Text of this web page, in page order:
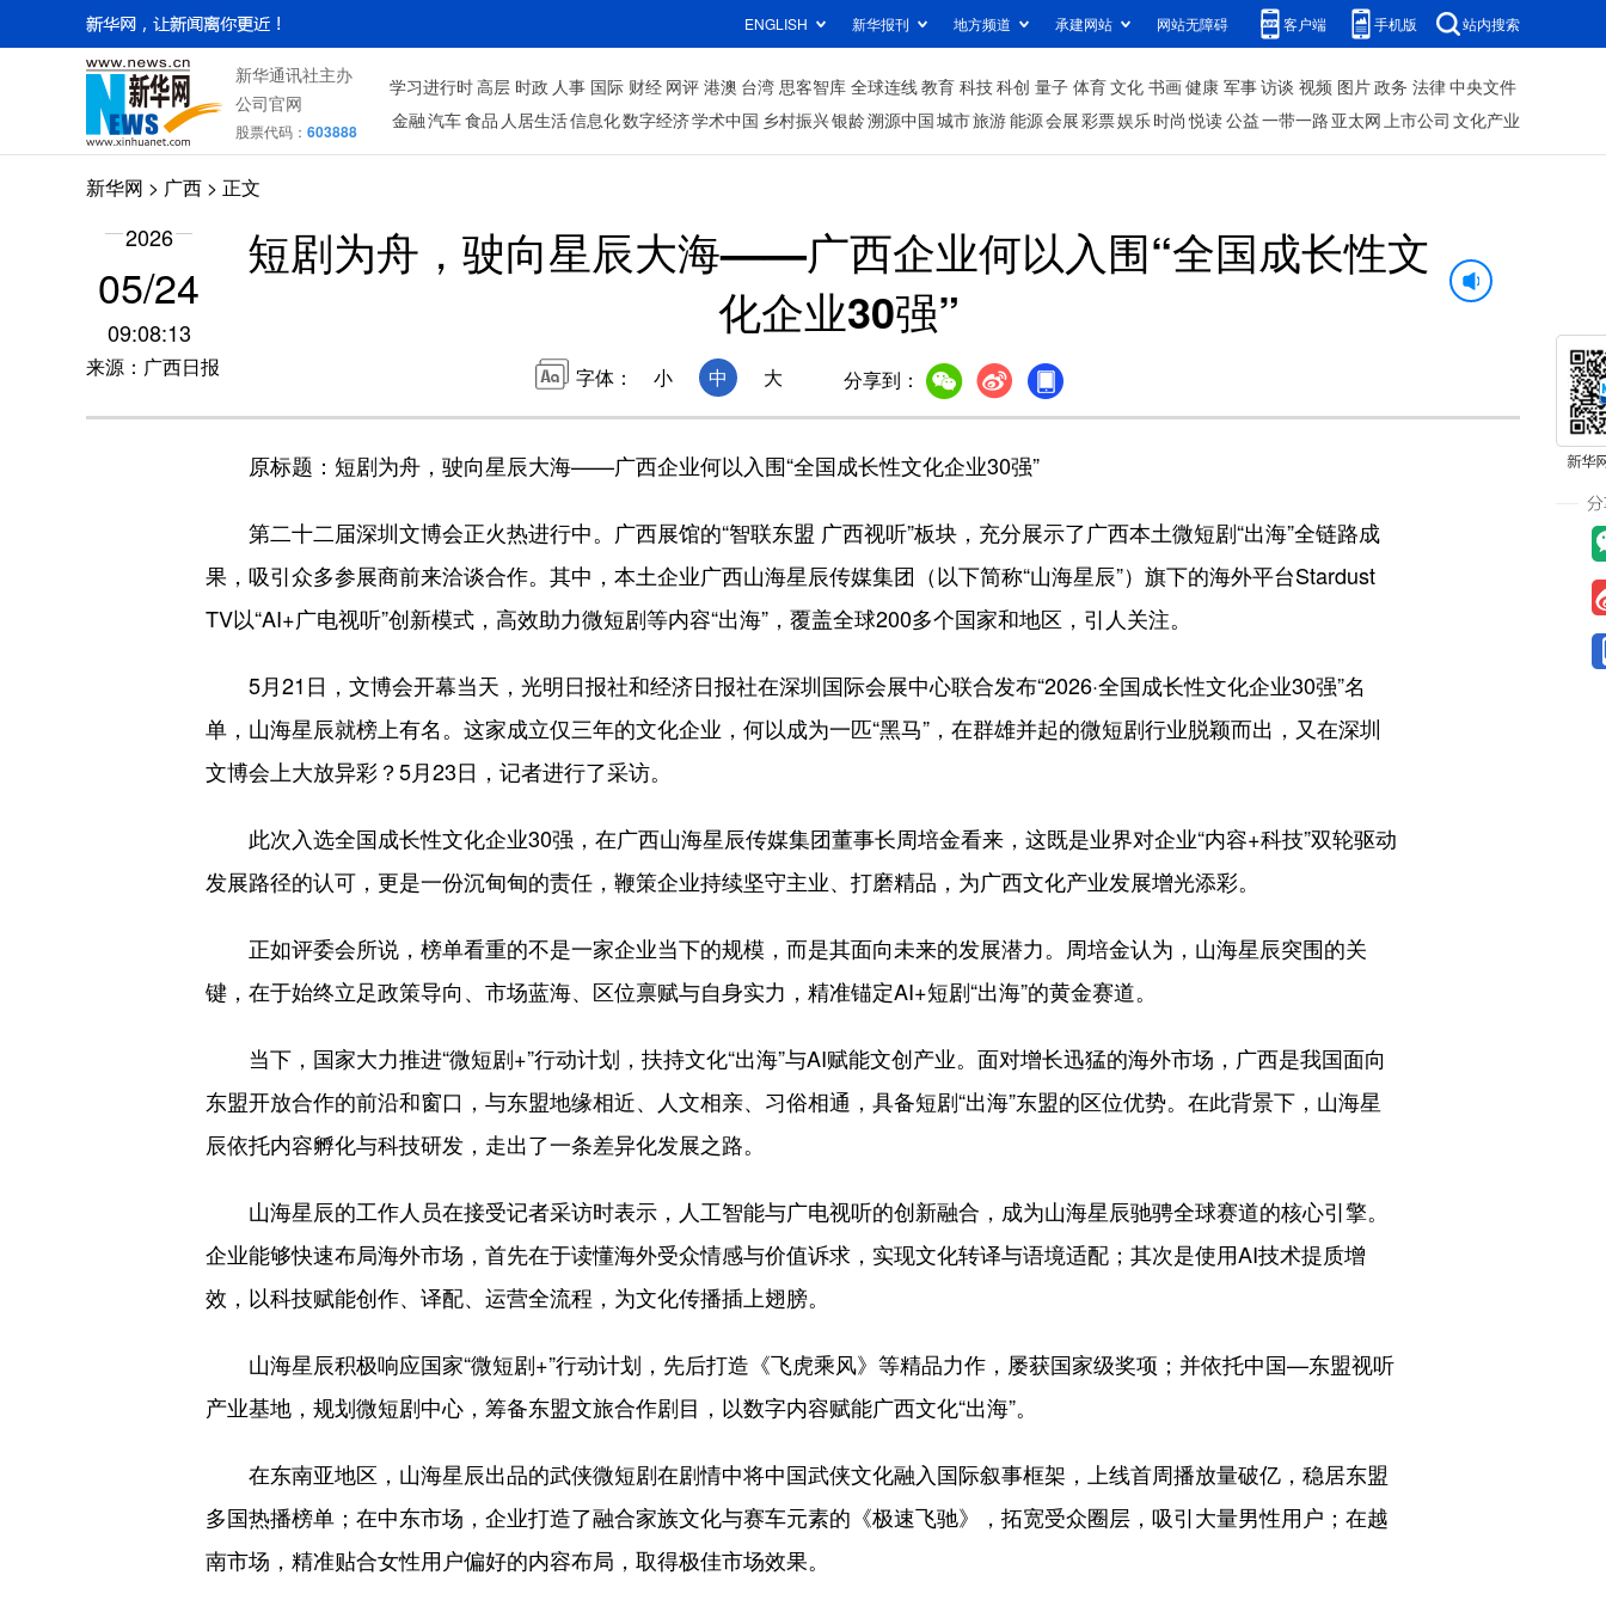
ENGLISH 新华报刊 地方频道 承建网站 网站无障碍 客户端 手机版 站内搜索
新华通讯社主办
公司官网
股票代码： 603888
学习进行时高层 时政 人事 国际 财经 网评 港澳 台湾 思客智库 全球连线教育 科技科创 量子 体育文化 书画健康 军事访谈 视频 图片政务 法律中央文件
金融汽车食品 人居生活信息化数字经济学术中国 乡村振兴银龄溯源中国城市旅游能源会展彩票娱乐时尚 悦读公益一带一路 亚太网上市公司 文化产业
新华网 > 广西 > 正文
2026
05/24
09:08:13
来源：广西日报
短剧为舟，驶向星辰大海——广西企业何以入围“全国成长性文
化企业30强”
字体： 小 中 大 分享到：
原标题：短剧为舟，驶向星辰大海——广西企业何以入围“全国成长性文化企业30强”
第二十二届深圳文博会正火热进行中。广西展馆的“智联东盟 广西视听”板块，充分展示了广西本土微短剧“出海”全链路成
果，吸引众多参展商前来洽谈合作。其中，本土企业广西山海星辰传媒集团（以下简称“山海星辰”）旗下的海外平台Stardust
TV以“AI+广电视听”创新模式，高效助力微短剧等内容“出海”，覆盖全球200多个国家和地区，引人关注。
5月21日，文博会开幕当天，光明日报社和经济日报社在深圳国际会展中心联合发布“2026·全国成长性文化企业30强”名
单，山海星辰就榜上有名。这家成立仅三年的文化企业，何以成为一匹“黑马”，在群雄并起的微短剧行业脱颖而出，又在深圳
文博会上大放异彩？5月23日，记者进行了采访。
此次入选全国成长性文化企业30强，在广西山海星辰传媒集团董事长周培金看来，这既是业界对企业“内容+科技”双轮驱动
发展路径的认可，更是一份沉甸甸的责任，鞭策企业持续坚守主业、打磨精品，为广西文化产业发展增光添彩。
正如评委会所说，榜单看重的不是一家企业当下的规模，而是其面向未来的发展潜力。周培金认为，山海星辰突围的关
键，在于始终立足政策导向、市场蓝海、区位禀赋与自身实力，精准锚定AI+短剧“出海”的黄金赛道。
当下，国家大力推进“微短剧+”行动计划，扶持文化“出海”与AI赋能文创产业。面对增长迅猛的海外市场，广西是我国面向
东盟开放合作的前沿和窗口，与东盟地缘相近、人文相亲、习俗相通，具备短剧“出海”东盟的区位优势。在此背景下，山海星
辰依托内容孵化与科技研发，走出了一条差异化发展之路。
山海星辰的工作人员在接受记者采访时表示，人工智能与广电视听的创新融合，成为山海星辰驰骋全球赛道的核心引擎。
企业能够快速布局海外市场，首先在于读懂海外受众情感与价值诉求，实现文化转译与语境适配；其次是使用AI技术提质增
效，以科技赋能创作、译配、运营全流程，为文化传播插上翅膀。
山海星辰积极响应国家“微短剧+”行动计划，先后打造《飞虎乘风》等精品力作，屡获国家级奖项；并依托中国—东盟视听
产业基地，规划微短剧中心，筹备东盟文旅合作剧目，以数字内容赋能广西文化“出海”。
在东南亚地区，山海星辰出品的武侠微短剧在剧情中将中国武侠文化融入国际叙事框架，上线首周播放量破亿，稳居东盟
多国热播榜单；在中东市场，企业打造了融合家族文化与赛车元素的《极速飞驰》，拓宽受众圈层，吸引大量男性用户；在越
南市场，精准贴合女性用户偏好的内容布局，取得极佳市场效果。